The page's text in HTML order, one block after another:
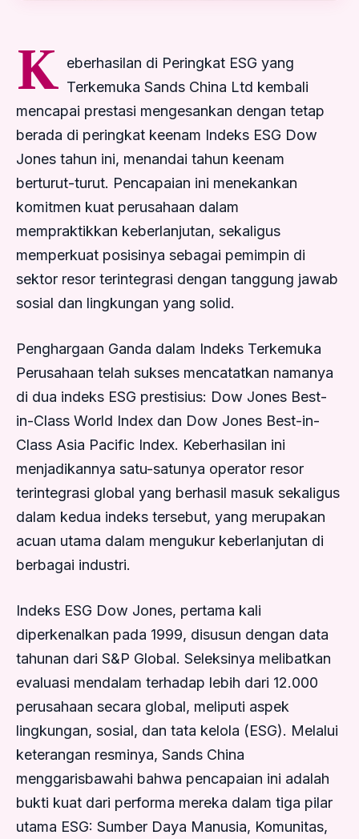
K
eberhasilan di Peringkat ESG yang
Terkemuka Sands China Ltd kembali
mencapai prestasi mengesankan dengan tetap
berada di peringkat keenam Indeks ESG Dow
Jones tahun ini, menandai tahun keenam
berturut-turut. Pencapaian ini menekankan
komitmen kuat perusahaan dalam
mempraktikkan keberlanjutan, sekaligus
memperkuat posisinya sebagai pemimpin di
sektor resor terintegrasi dengan tanggung jawab
sosial dan lingkungan yang solid.
Penghargaan Ganda dalam Indeks Terkemuka
Perusahaan telah sukses mencatatkan namanya
di dua indeks ESG prestisius: Dow Jones Best-
in-Class World Index dan Dow Jones Best-in-
Class Asia Pacific Index. Keberhasilan ini
menjadikannya satu-satunya operator resor
terintegrasi global yang berhasil masuk sekaligus
dalam kedua indeks tersebut, yang merupakan
acuan utama dalam mengukur keberlanjutan di
berbagai industri.
Indeks ESG Dow Jones, pertama kali
diperkenalkan pada 1999, disusun dengan data
tahunan dari S&P Global. Seleksinya melibatkan
evaluasi mendalam terhadap lebih dari 12.000
perusahaan secara global, meliputi aspek
lingkungan, sosial, dan tata kelola (ESG). Melalui
keterangan resminya, Sands China
menggarisbawahi bahwa pencapaian ini adalah
bukti kuat dari performa mereka dalam tiga pilar
utama ESG: Sumber Daya Manusia, Komunitas,